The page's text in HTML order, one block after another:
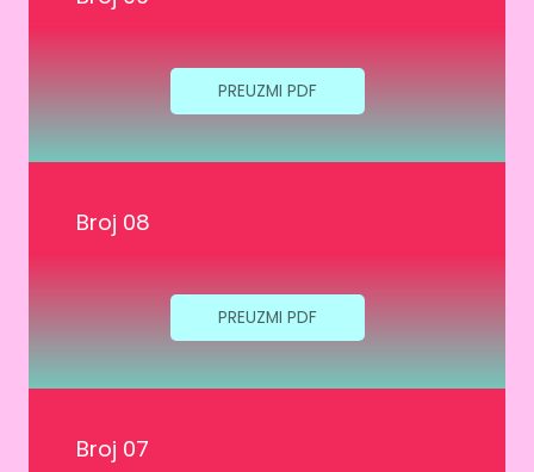
PREUZMI PDF
Broj 08
PREUZMI PDF
Broj 07